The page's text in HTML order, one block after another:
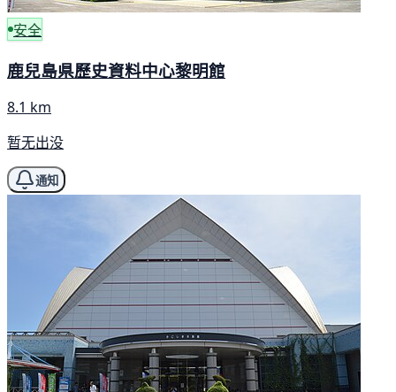
安全
鹿兒島県歷史資料中心黎明館
8.1 km
暂无出没
通知